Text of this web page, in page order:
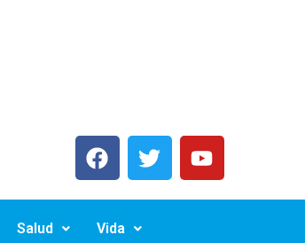
Salud Vida